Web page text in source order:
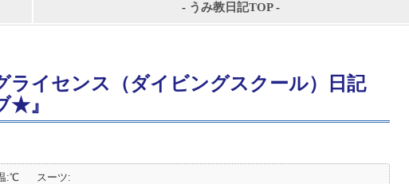
- うみ教日記TOP-
ライセンス（ダイビングスクール）日記
★』
:℃ スーツ: